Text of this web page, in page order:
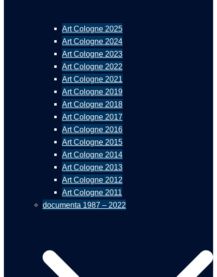
Art Cologne 2025
Art Cologne 2024
Art Cologne 2023
Art Cologne 2022
Art Cologne 2021
Art Cologne 2019
Art Cologne 2018
Art Cologne 2017
Art Cologne 2016
Art Cologne 2015
Art Cologne 2014
Art Cologne 2013
Art Cologne 2012
Art Cologne 2011
documenta 1987 – 2022